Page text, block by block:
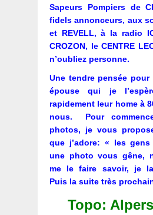
Sapeurs Pompiers de
fidels annonceurs, aux
et REVELL, à la radio
CROZON, le CENTRE
n’oubliez personne.
Une tendre pensée pour
épouse qui je
rapidement leur home à
nous. Pour
photos, je vous
que j’adore: « les
une photo vous gêne,
me le faire savoir, je la
Puis la suite très
Topo: